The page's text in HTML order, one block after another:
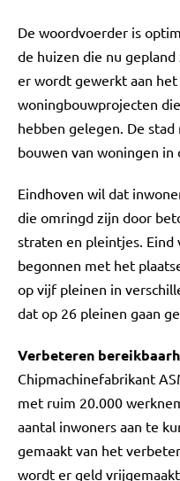
De woordvoerder is
de huizen die nu
er wordt gewerkt aan
woningbouwprojecten
hebben gelegen. De
bouwen van woningen in
Eindhoven wil dat
die omringd zijn door
straten en pleintjes. Eind
begonnen met het
op vijf pleinen in
dat op 26 pleinen gaan
Verbeteren
Chipmachinefabrikant
met ruim 20.000
aantal inwoners aan te
gemaakt van het
wordt er geld